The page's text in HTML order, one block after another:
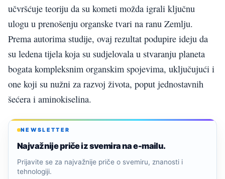
učvršćuje teoriju da su kometi možda igrali ključnu
ulogu u prenošenju organske tvari na ranu Zemlju.
Prema autorima studije, ovaj rezultat podupire ideju da
su ledena tijela koja su sudjelovala u stvaranju planeta
bogata kompleksnim organskim spojevima, uključujući i
one koji su nužni za razvoj života, poput jednostavnih
šećera i aminokiselina.
NEWSLETTER
Najvažnije priče iz svemira na e-mailu.
Prijavite se za najvažnije priče o svemiru, znanosti i
tehnologiji.